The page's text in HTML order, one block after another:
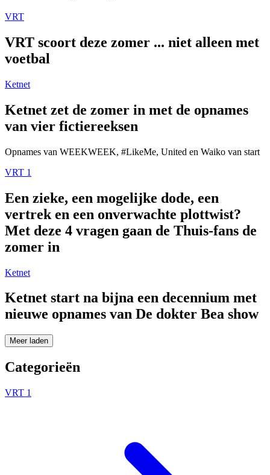
VRT
VRT scoort deze zomer ... niet alleen met
voetbal
Ketnet
Ketnet zet de zomer in met de opnames
van vier fictiereeksen
Opnames van WEEKWEEK, #LikeMe, United en Waiko van start
VRT 1
Een zieke, een mogelijke dode, een
vertrek en een onverwachte plottwist?
Met deze 4 vragen gaan de Thuis-fans de
zomer in
Ketnet
Ketnet start na bijna een decennium met
nieuwe opnames van De dokter Bea show
Meer laden
Categorieën
VRT 1